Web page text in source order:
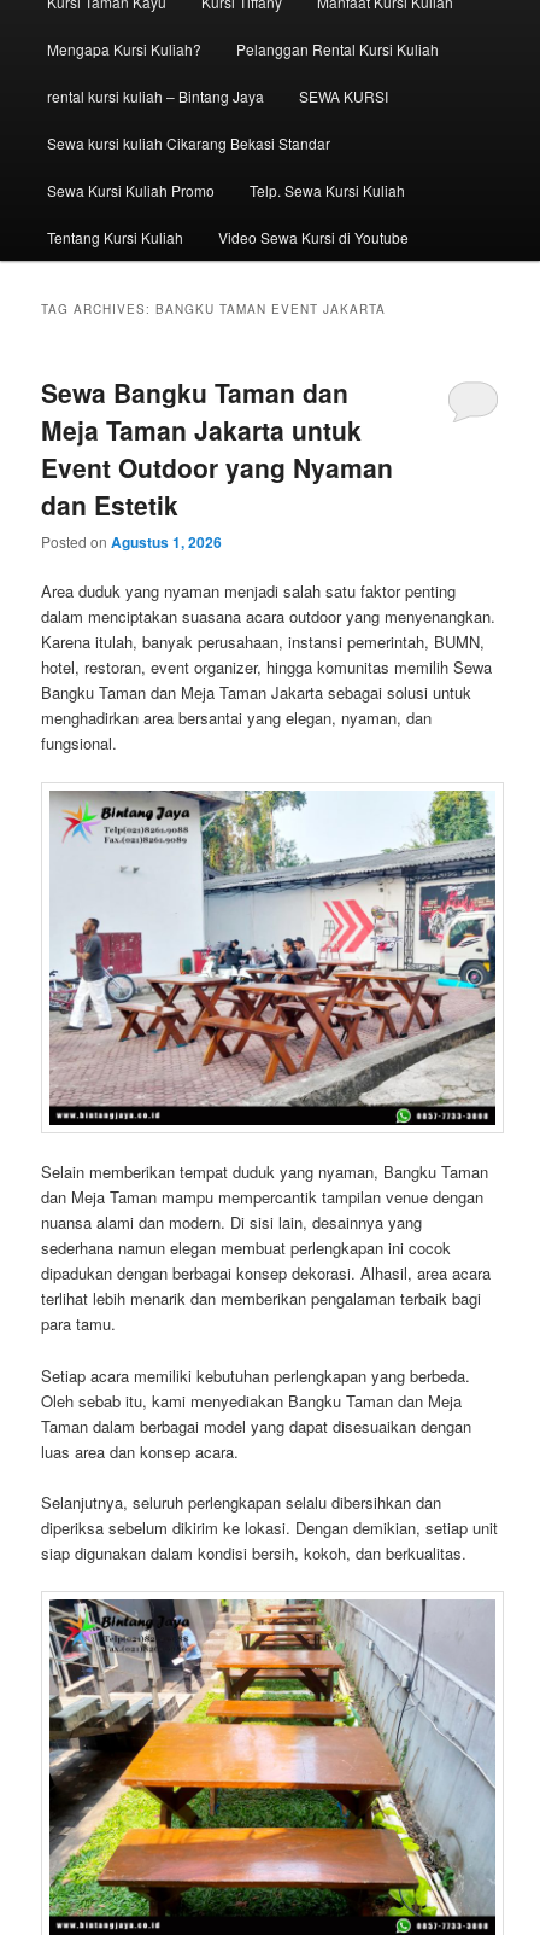
Mengapa Kursi Kuliah? Pelanggan Rental Kursi Kuliah
rental kursi kuliah – Bintang Jaya SEWA KURSI
Sewa kursi kuliah Cikarang Bekasi Standar
Sewa Kursi Kuliah Promo Telp. Sewa Kursi Kuliah
Tentang Kursi Kuliah Video Sewa Kursi di Youtube
TAG ARCHIVES:BANGKU TAMAN EVENT JAKARTA
Sewa Bangku Taman dan
Meja Taman Jakarta untuk
Event Outdoor yang Nyaman
dan Estetik
Posted onAgustus 1, 2026
Area duduk yang nyaman menjadi salah satu faktor penting
dalam menciptakan suasana acara outdoor yang menyenangkan.
Karena itulah, banyak perusahaan, instansi pemerintah, BUMN,
hotel, restoran, event organizer, hingga komunitas memilih Sewa
Bangku Taman dan Meja Taman Jakarta sebagai solusi untuk
menghadirkan area bersantai yang elegan, nyaman, dan
fungsional.
Selain memberikan tempat duduk yang nyaman, Bangku Taman
dan Meja Taman mampu mempercantik tampilan venue dengan
nuansa alami dan modern. Di sisi lain, desainnya yang
sederhana namun elegan membuat perlengkapan ini cocok
dipadukan dengan berbagai konsep dekorasi. Alhasil, area acara
terlihat lebih menarik dan memberikan pengalaman terbaik bagi
para tamu.
Setiap acara memiliki kebutuhan perlengkapan yang berbeda.
Oleh sebab itu, kami menyediakan Bangku Taman dan Meja
Taman dalam berbagai model yang dapat disesuaikan dengan
luas area dan konsep acara.
Selanjutnya, seluruh perlengkapan selalu dibersihkan dan
diperiksa sebelum dikirim ke lokasi. Dengan demikian, setiap unit
siap digunakan dalam kondisi bersih, kokoh, dan berkualitas.